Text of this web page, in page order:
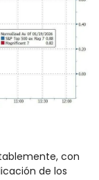
con
de los